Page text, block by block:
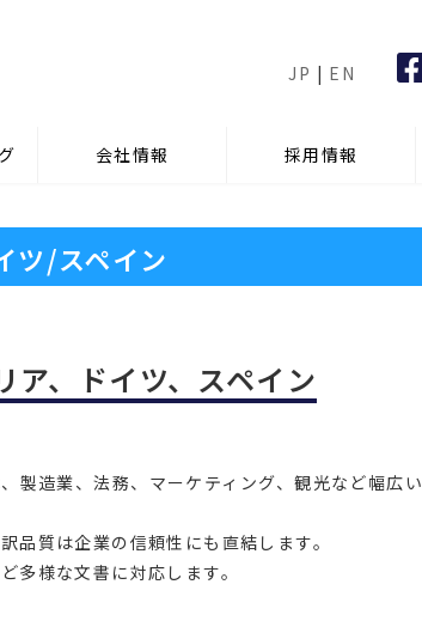
JP | EN
会社情報 採用情報
ツ/スペイン
ア、ドイツ、スペイン
製造業、法務、マーケティング、観光など幅広い
質は企業の信頼性にも直結します。
多様な文書に対応します。